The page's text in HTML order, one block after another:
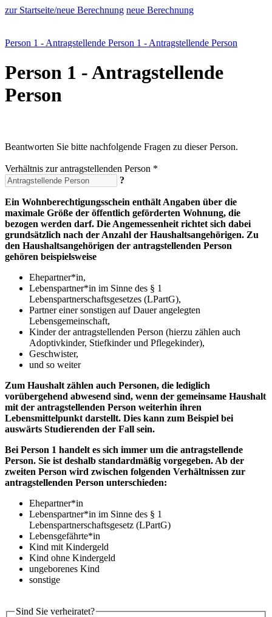
zur Startseite/neue Berechnung neue Berechnung
Person 1 - Antragstellende Person 1 - Antragstellende Person
Person 1 - Antragstellende
Person
Beantworten Sie bitte nachfolgende Fragen zu dieser Person.
Verhältnis zur antragstellenden Person *
?
Ein Wohnberechtigungsschein enthält Angaben über die
maximale Größe der öffentlich geförderten Wohnung, die
bezogen werden darf. Die Angemessenheit richtet sich dabei
grundsätzlich nach der Anzahl der Haushaltsangehörigen. Zu
den Haushaltsangehörigen der antragstellenden Person
gehören beispielsweise
Ehepartner*in,
Lebenspartner*in im Sinne des § 1
Lebenspartnerschaftsgesetzes (LPartG),
Partner einer sonstigen auf Dauer angelegten
Lebensgemeinschaft,
Kinder der antragstellenden Person (hierzu zählen auch
Adoptivkinder, Stiefkinder und Pflegekinder),
Geschwister,
und so weiter
Zum Haushalt zählen auch Personen, die lediglich
vorübergehend abwesend sind, wenn der gemeinsame Haushalt
mit der antragstellenden Person weiterhin ihren
Lebensmittelpunkt darstellt. Dies kann zum Beispiel bei
auswärts Studierenden der Fall sein.
Bei Person 1 handelt es sich immer um die antragstellende
Person. Sie ist deshalb standardmäßig vorgegeben. Ab der
zweiten Person wird zwischen folgenden Verhältnissen zur
antragstellenden Person unterschieden:
Ehepartner*in
Lebenspartner*in im Sinne des § 1
Lebenspartnerschaftsgesetz (LPartG)
Lebensgefährte*in
Kind mit Kindergeld
Kind ohne Kindergeld
ungeborenes Kind
sonstige
Sind Sie verheiratet?